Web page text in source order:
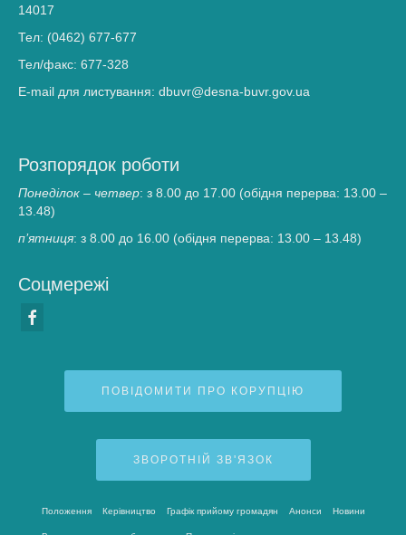
14017
Тел: (0462) 677-677
Тел/факс: 677-328
E-mail для листування: dbuvr@desna-buvr.gov.ua
Розпорядок роботи
Понеділок – четвер: з 8.00 до 17.00 (обідня перерва: 13.00 –
13.48)
п’ятниця: з 8.00 до 16.00 (обідня перерва: 13.00 – 13.48)
Соцмережі
ПОВІДОМИТИ ПРО КОРУПЦІЮ
ЗВОРОТНІЙ ЗВ'ЯЗОК
Положення Керівництво Графік прийому громадян Анонси Новини